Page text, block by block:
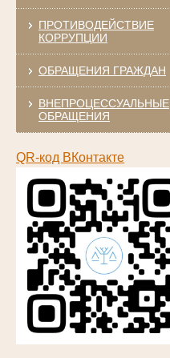
ПРОТИВОДЕЙСТВИЕ
КОРРУПЦИИ
ОБРАЩЕНИЯ ГРАЖДАН
ВНЕПРОЦЕССУАЛЬНЫЕ
ОБРАЩЕНИЯ
QR-код ВКонтакте